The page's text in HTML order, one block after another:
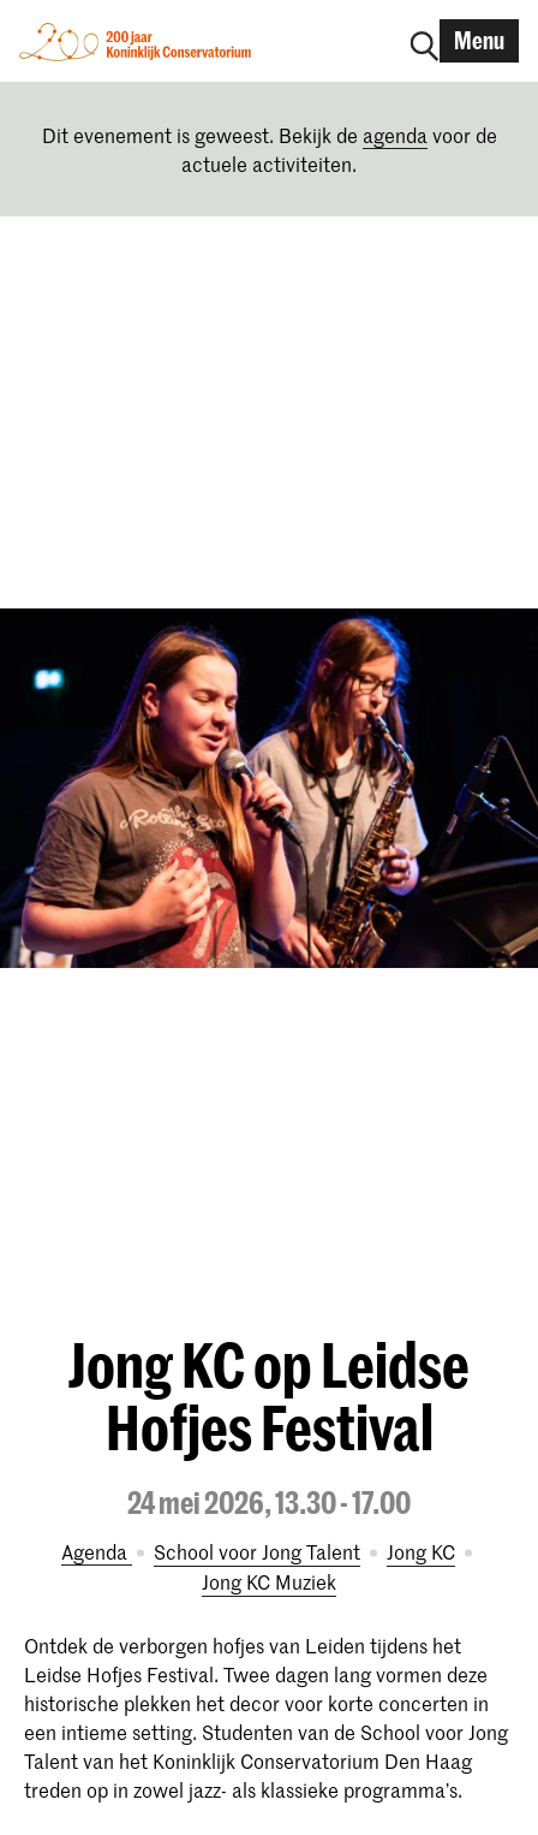
Menu
Dit evenement is geweest. Bekijk de agenda voor de
actuele activiteiten.
Jong KC op Leidse
Hofjes Festival
24 mei 2026, 13.30 - 17.00
Agenda School voor Jong Talent
Jong KC
Jong KC Muziek
Ontdek de verborgen hofjes van Leiden tijdens het
Leidse Hofjes Festival. Twee dagen lang vormen deze
historische plekken het decor voor korte concerten in
een intieme setting. Studenten van de School voor Jong
Talent van het Koninklijk Conservatorium Den Haag
treden op in zowel jazz- als klassieke programma’s.